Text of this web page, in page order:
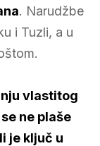
. Narudžbe
i Tuzli, a u
vlastitog
ne plaše
je ključ u